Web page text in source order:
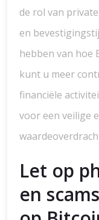
de rol van
en
hebben van hoe
kunt u meer
financiële
voor een veilige
Let op
en